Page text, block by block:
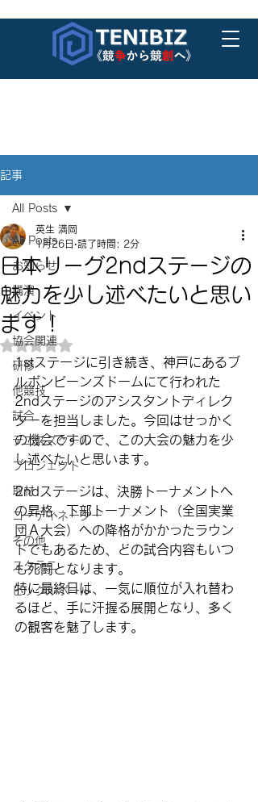
記事
All Posts
お知らせ
講演
イベント
協会関連
研修
他競技
試合
テニススクール
プロジェクト
取材
コーディネーター
その他
スタテニ
ピックルボール
All Posts
日本リーグ2ndステージの
魅力を少し述べたいと思い
ます！
英生 満岡
1月26日 読了時間: 2分
5つ星のうちNaNと評価されています。
1stステージに引き続き、神戸にあるブ
ルボンビーンズドームにて行われた
2ndステージのアシスタントディレク
ターを担当しました。今回はせっかく
の機会ですので、この大会の魅力を少
し述べたいと思います。
2ndステージは、決勝トーナメントへ
の昇格、下部トーナメント（全国実業
団Ａ大会）への降格がかかったラウン
ドでもあるため、どの試合内容もいつ
も死闘となります。
特に最終日は、一気に順位が入れ替わ
るほど、手に汗握る展開となり、多く
の観客を魅了します。